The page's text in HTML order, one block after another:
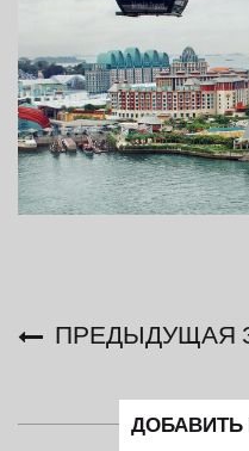
ПРЕДЫДУЩАЯ
ДОБАВИТЬ